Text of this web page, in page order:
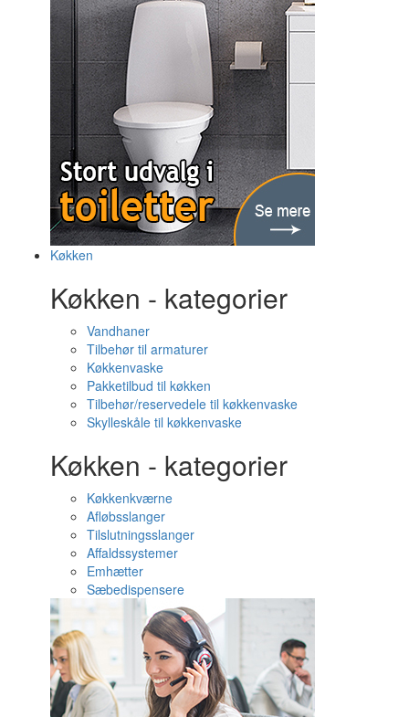
Køkken
Køkken - kategorier
Vandhaner
Tilbehør til armaturer
Køkkenvaske
Pakketilbud til køkken
Tilbehør/reservedele til køkkenvaske
Skylleskåle til køkkenvaske
Køkken - kategorier
Køkkenkværne
Afløbsslanger
Tilslutningsslanger
Affaldssystemer
Emhætter
Sæbedispensere